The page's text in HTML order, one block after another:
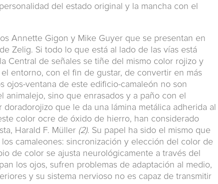
del estado original y la mancha con el
Annette Gigon y Mike Guyer que se presentan en
Zelig. Si todo lo que está al lado de las vías está
Central de señales se tiñe del mismo color rojizo y
entorno, con el fin de gustar, de convertir en más
ojos-ventana de este edificio-camaleón no son
animalejo, sino que enrasados y a paño con el
que le da una lámina metálica adherida al
color ocre de óxido de hierro, han considerado
Harald F. Müller (2). Su papel ha sido el mismo que
camaleones: sincronización y elección del color de
de color se ajusta neurológicamente a través del
los ojos, sufren problemas de adaptación al medio,
y su sistema nervioso no es capaz de transmitir